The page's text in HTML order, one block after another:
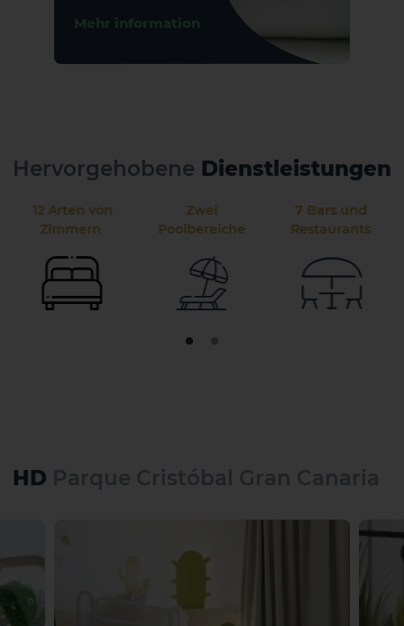
Mehr information
Hervorgehobene Dienstleistungen
12 Arten von
Zimmern
Zwei
Poolbereiche
7 Bars und
Restaurants
HD